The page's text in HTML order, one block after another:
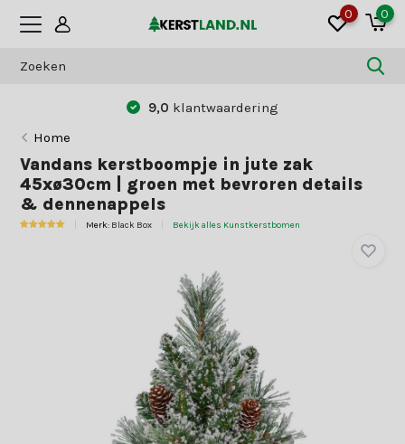
0 0
Home
Vandans kerstboompje in jute zak
45xø30cm | groen met bevroren details
& dennenappels
Merk: Black Box Bekijk alles Kunstkerstbomen